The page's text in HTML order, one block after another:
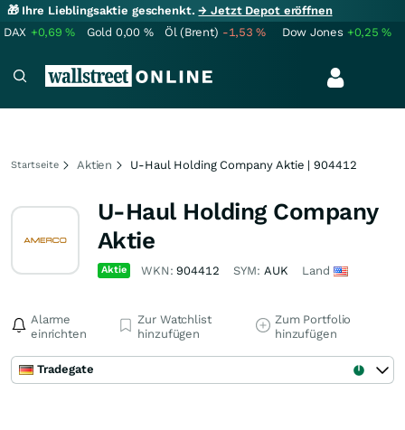
🎁 Ihre Lieblingsaktie geschenkt.→ Jetzt Depot eröffnen
DAX +0,69% Gold 0,00 % Öl (Brent) -1,53% Dow Jones +0,25%
Startseite Aktien U-Haul Holding Company Aktie | 904412
U-Haul Holding Company
Aktie
Aktie WKN:904412 SYM: AUK Land
Alarme
einrichten
Zur Watchlist
hinzufügen
Zum Portfolio
hinzufügen
Tradegate